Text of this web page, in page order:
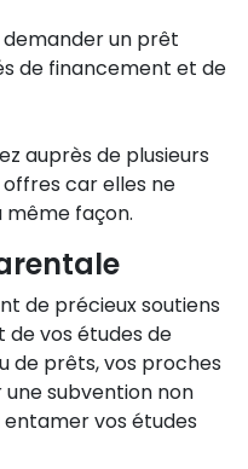
un prêt
de financement et de
auprès de plusieurs
car elles ne
façon.
de précieux soutiens
vos études de
de prêts, vos proches
subvention non
vos études